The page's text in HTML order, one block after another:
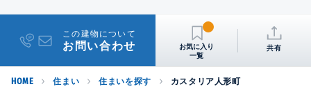
この建物について
お問い合わせ 共有
HOME 住まい 住まいを探す カスタリア人形町